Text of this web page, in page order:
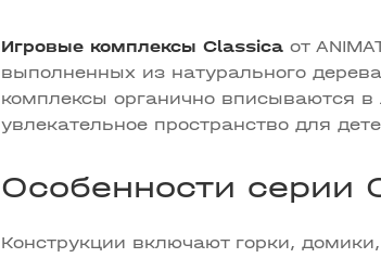
Игровые комплексы Classica от
выполненных из натурального
комплексы органично вписываются
увлекательное пространство для
Особенности серии
Конструкции включают горки,